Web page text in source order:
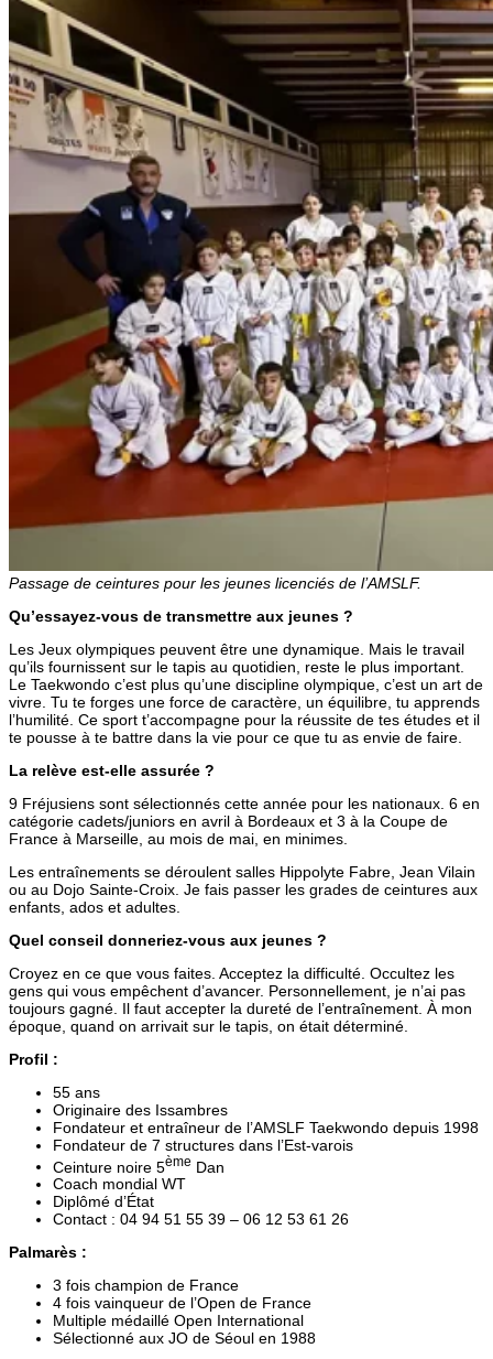
Passage de ceintures pour les jeunes licenciés de l’AMSLF.
Qu’essayez-vous de transmettre aux jeunes ?
Les Jeux olympiques peuvent être une dynamique. Mais le travail
qu’ils fournissent sur le tapis au quotidien, reste le plus important.
Le Taekwondo c’est plus qu’une discipline olympique, c’est un art de
vivre. Tu te forges une force de caractère, un équilibre, tu apprends
l’humilité. Ce sport t’accompagne pour la réussite de tes études et il
te pousse à te battre dans la vie pour ce que tu as envie de faire.
La relève est-elle assurée ?
9 Fréjusiens sont sélectionnés cette année pour les nationaux. 6 en
catégorie cadets/juniors en avril à Bordeaux et 3 à la Coupe de
France à Marseille, au mois de mai, en minimes.
Les entraînements se déroulent salles Hippolyte Fabre, Jean Vilain
ou au Dojo Sainte-Croix. Je fais passer les grades de ceintures aux
enfants, ados et adultes.
Quel conseil donneriez-vous aux jeunes ?
Croyez en ce que vous faites. Acceptez la difficulté. Occultez les
gens qui vous empêchent d’avancer. Personnellement, je n’ai pas
toujours gagné. Il faut accepter la dureté de l’entraînement. À mon
époque, quand on arrivait sur le tapis, on était déterminé.
Profil :
55 ans
Originaire des Issambres
Fondateur et entraîneur de l’AMSLF Taekwondo depuis 1998
Fondateur de 7 structures dans l’Est-varois
Ceinture noire 5ème Dan
Coach mondial WT
Diplômé d’État
Contact : 04 94 51 55 39 – 06 12 53 61 26
Palmarès :
3 fois champion de France
4 fois vainqueur de l’Open de France
Multiple médaillé Open International
Sélectionné aux JO de Séoul en 1988